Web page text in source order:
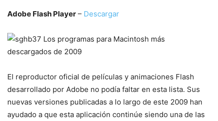
Adobe Flash Player – Descargar
El reproductor oficial de películas y animaciones Flash
desarrollado por Adobe no podía faltar en esta lista. Sus
nuevas versiones publicadas a lo largo de este 2009 han
ayudado a que esta aplicación continúe siendo una de las